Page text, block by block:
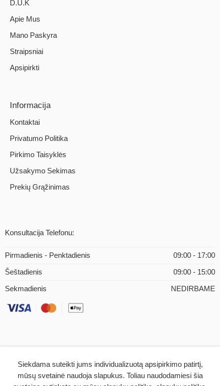
D.U.K
Apie Mus
Mano Paskyra
Straipsniai
Apsipirkti
Informacija
Kontaktai
Privatumo Politika
Pirkimo Taisyklės
Užsakymo Sekimas
Prekių Grąžinimas
Konsultacija Telefonu:
Pirmadienis - Penktadienis 09:00 - 17:00
Šeštadienis 09:00 - 15:00
Sekmadienis NEDIRBAME
© 2026 – iMEDICAL.LT | Visos teisės saugomos
Siekdama suteikti jums individualizuotą apsipirkimo patirtį,
mūsų svetainė naudoja slapukus. Toliau naudodamiesi šia